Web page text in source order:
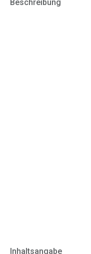
Beschreibung
Inhaltsangabe